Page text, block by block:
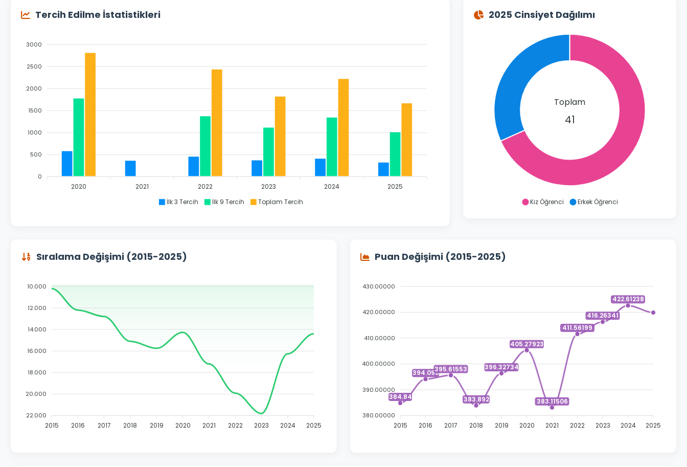
Tercih Edilme İstatistikleri
3000
2500
2000
1500
1000
500
0
2020 2021 2022 2023 2024 2025
İlk 3 Tercih İlk 9 Tercih Toplam Tercih
2025 Cinsiyet Dağılımı
Toplam
41
Kız Öğrenci Erkek Öğrenci
Sıralama Değişimi (2015-2025)
10.000
12.000
14.000
16.000
18.000
20.000
22.000
2015 2016 2017 2018 2019 2020 2021 2022 2023 2024 2025
Puan Değişimi (2015-2025)
430.00000
420.00000
410.00000
400.00000
390.00000
380.00000
384.84
394.096395.61553
383.892
396.32734
405.27923
383.11506
411.56199
416.26341
422.61238
2015 2016 2017 2018 2019 2020 2021 2022 2023 2024 2025